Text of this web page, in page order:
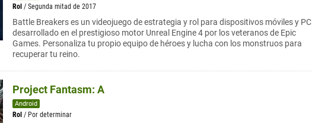
Rol / Segunda mitad de 2017
Battle Breakers es un videojuego de estrategia y rol para dispositivos móviles y PC
desarrollado en el prestigioso motor Unreal Engine 4 por los veteranos de Epic
Games. Personaliza tu propio equipo de héroes y lucha con los monstruos para
recuperar tu reino.
Project Fantasm: A
Android
Rol / Por determinar